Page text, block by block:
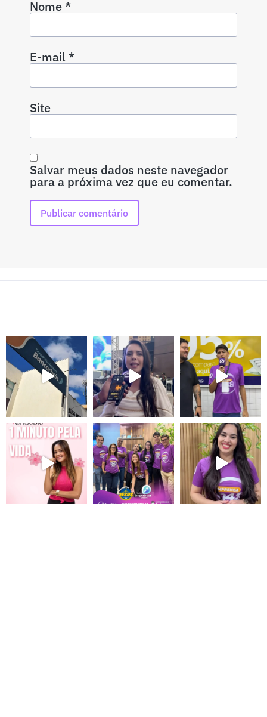
Nome*
E-mail*
Site
Salvar meus dados neste navegador
para a próxima vez que eu comentar.